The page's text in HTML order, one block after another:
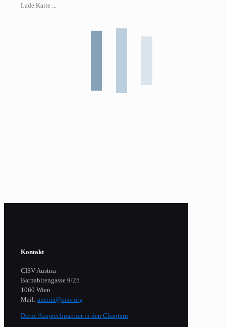
Lade Karte ...
Kontakt
CISV Austria
Barnabitengasse 9/25
1060 Wien
Mail: austria@cisv.org
Deine Ansprechpartner in den Chaptern